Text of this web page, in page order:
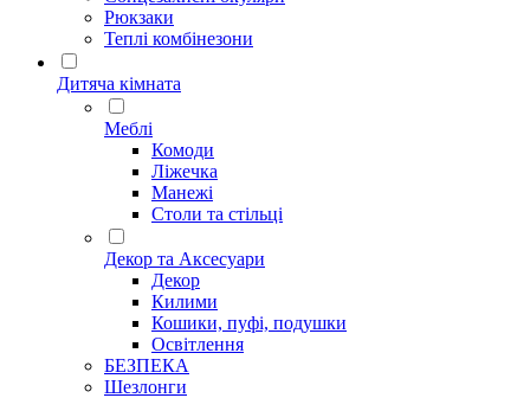
Рюкзаки
Теплі комбінезони
Дитяча кімната
Меблі
Комоди
Ліжечка
Манежі
Столи та стільці
Декор та Аксесуари
Декор
Килими
Кошики, пуфі, подушки
Освітлення
БЕЗПЕКА
Шезлонги